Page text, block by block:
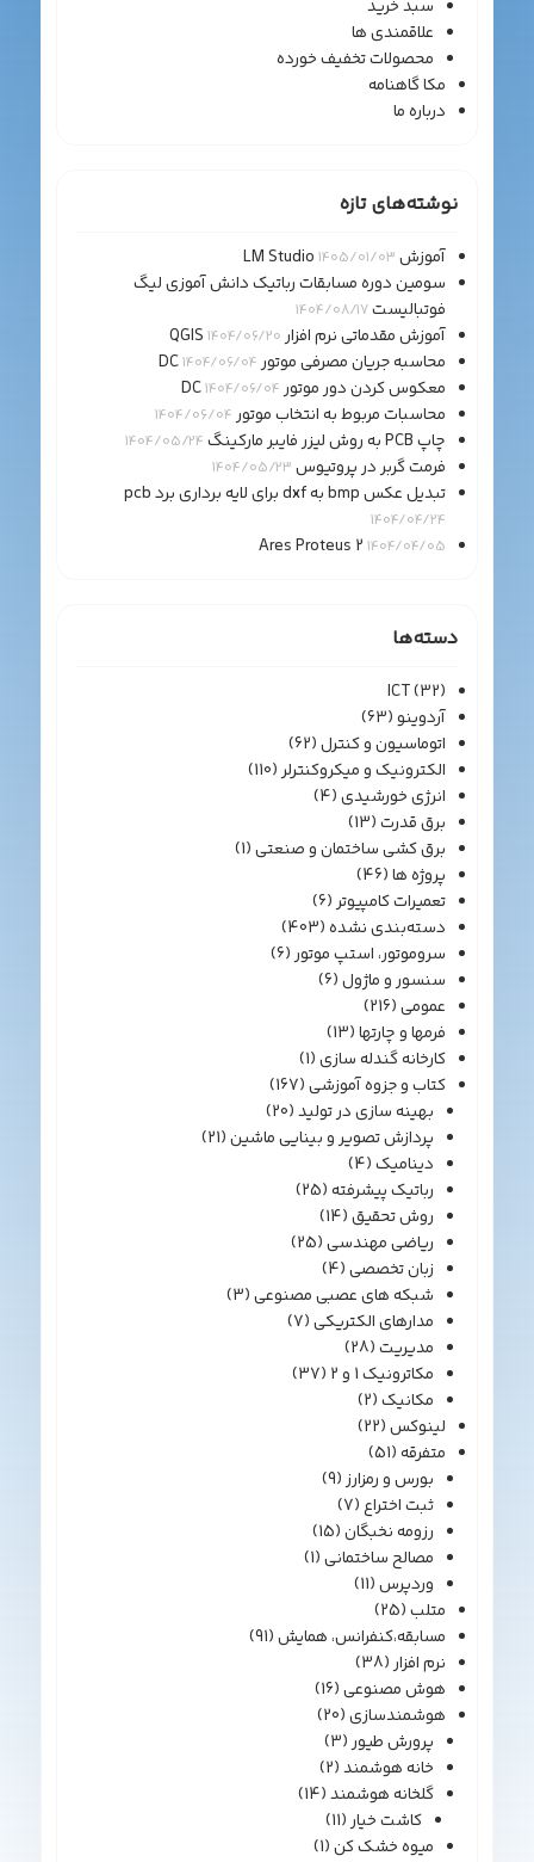
سبد خرید
علاقمندی ها
محصولات تخفیف خورده
مکا گاهنامه
درباره ما
نوشته‌های تازه
آموزش LM Studio 1405/01/03
سومین دوره مسابقات رباتیک دانش آموزی لیگ
فوتبالیست1404/08/17
آموزش مقدماتی نرم افزار QGIS1404/06/20
محاسبه جریان مصرفی موتور DC1404/06/04
معکوس کردن دور موتور DC1404/06/04
محاسبات مربوط به انتخاب موتور 1404/06/04
چاپ PCB به روش لیزر فایبر مارکینگ 1404/05/24
فرمت گربر در پروتیوس 1404/05/23
تبدیل عکس bmp به dxf برای لایه برداری برد pcb
1404/04/24
Ares Proteus 2 1404/04/05
دسته‌ها
ICT(32)
آردوینو(63)
اتوماسیون و کنترل(62)
الکترونیک و میکروکنترلر(110)
انرژی خورشیدی(4)
برق قدرت(13)
برق کشی ساختمان و صنعتی(1)
پروژه ها(46)
تعمیرات کامپیوتر(6)
دسته‌بندی نشده(403)
سروموتور، استپ موتور(6)
سنسور و ماژول(6)
عمومی(216)
فرمها و چارتها(13)
کارخانه گندله سازی(1)
کتاب و جزوه آموزشی(167)
بهینه سازی در تولید(20)
پردازش تصویر و بینایی ماشین(21)
دینامیک(4)
رباتیک پیشرفته(25)
روش تحقیق(14)
ریاضی مهندسی(25)
زبان تخصصی(4)
شبکه های عصبی مصنوعی(3)
مدارهای الکتریکی(7)
مدیریت(28)
مکاترونیک 1 و 2
(37)
مکانیک(2)
لینوکس(22)
متفرقه(51)
بورس و رمزارز(9)
ثبت اختراع(7)
رزومه نخبگان(15)
مصالح ساختمانی(1)
وردپرس(11)
متلب(25)
مسابقه،کنفرانس، همایش(91)
نرم افزار(38)
هوش مصنوعی(16)
هوشمندسازی(20)
پرورش طیور(3)
خانه هوشمند(2)
گلخانه هوشمند(14)
کاشت خیار(11)
میوه خشک کن(1)